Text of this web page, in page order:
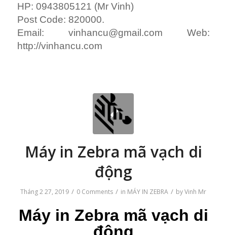
HP: 0943805121 (Mr Vinh)
Post Code: 820000.
Email: vinhancu@gmail.com Web:
http://vinhancu.com
Máy in Zebra mã vạch di
động
Tháng 2 27, 2019 / 0 Comments / in MÁY IN ZEBRA / byVinh Mr
Máy in Zebra mã vạch di